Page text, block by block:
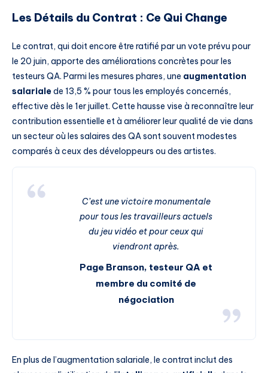
Les Détails du Contrat : Ce Qui Change
Le contrat, qui doit encore être ratifié par un vote prévu pour
le 20 juin, apporte des améliorations concrètes pour les
testeurs QA. Parmi les mesures phares, une augmentation
salarialede 13,5 % pour tous les employés concernés,
effective dès le 1er juillet. Cette hausse vise à reconnaître leur
contribution essentielle et à améliorer leur qualité de vie dans
un secteur où les salaires des QA sont souvent modestes
comparés à ceux des développeurs ou des artistes.
C’est une victoire monumentale
pour tous les travailleurs actuels
du jeu vidéo et pour ceux qui
viendront après.
Page Branson, testeur QA et
membre du comité de
négociation
En plus de l’augmentation salariale, le contrat inclut des